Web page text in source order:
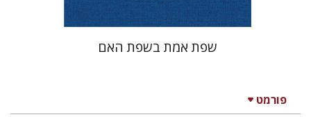
פורמט
שפת אמת בשפת האם